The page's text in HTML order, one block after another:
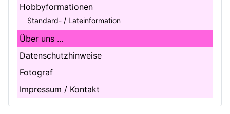
Hobbyformationen
Standard- / Lateinformation
Über uns ...
Datenschutzhinweise
Fotograf
Impressum / Kontakt